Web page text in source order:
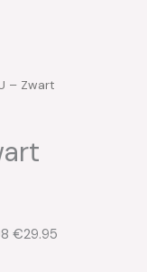
– Zwart
€29.95